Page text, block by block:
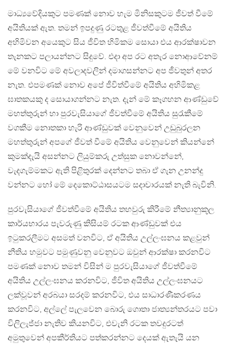
මාධ්‍යවේදියකුට පමණක් නොව හැම මිනිසකුටම ජීවත් වීමේ
අයිතියක් ඇත. තමන් ඉපදුණු රටතුළ ජීවත්වීමේ අයිතිය
අහිමිවන අයෙකුට සිය ජීවිත හිමිකම සොයා එය ආරක්ෂාවන
තැනකට පලායන්නට සිදුවේ. එදා අප රට අතැර නොආවේනම්
මේ වනවිට මේ අවලාදවලින් දමාගසන්නට අප ජීවතුන් අතර
නැත. එපමණක් නොව අපේ ජීවිත්වීමේ අයිතිය අහිමිකළ
ඝාතකයකු ද සොයාගන්නට නැත. දැන් මේ කෑගහන ආණ්ඩුවේ
මහත්තුරුන් හා පුරවැසියාගේ ජීවත්වීමේ අයිතිය සුරැකීමේ
වගකීම නොතකා හැරි ආණ්ඩුවක් වෙනුවෙන් උඩුබුරලන
මහත්තුරුන් අපගේ ජීවත් වීමේ අයිතිය වෙනුවෙන් කියන්නේ
කුමක්දැයි අසන්නට ලියුම්කරු උත්සුක නොවන්නේ,
වැදගැම්මකට ඇති පිළිතුරක් දෙන්නට තබා ඒ ගැන උනන්දු
වන්නට හෝ මේ දෙකොට්ඨාසයටම සදාචාරයක් නැති බැවිනි.
පුරවැසියාගේ ජීවත්වීමේ අයිතිය තහවුරු කිරීමේ නීත්‍යානුකූල
කාර්යභාරය පැවරුණු කිසියම් රටක ආණ්ඩුවක් එය
ඉටුකරලීමට අසමත් වනවිට, ඒ අයිතිය උල්ලංඝනය කළවුන්
නීතිය හමුවට පමුණුවනු වෙනුවට ඔවුන් ආරක්ෂා කරනවිට
පමණක් නොව තමන් විසින් ම පුරවැසියාගේ ජීවත්වීමේ
අයිතිය උල්ලංඝනය කරනවිට, ජීවිත අයිතිය උල්ලංඝනයට
ලක්වූවන් අරබයා සරදම් කරනවිට, එය සාධාරණීකරණය
කරනවිට, අල්ලේ පැලවෙන බොරු ගොතා ජාත්‍යන්තරයට පවා
විලිලැජ්ජා නැතිව කියනවිට, එවැනි රටක තවදුරටත්
අමුතුවෙන් අපකීර්තියට පත්කරන්නට දෙයක් ඇතැයි යන